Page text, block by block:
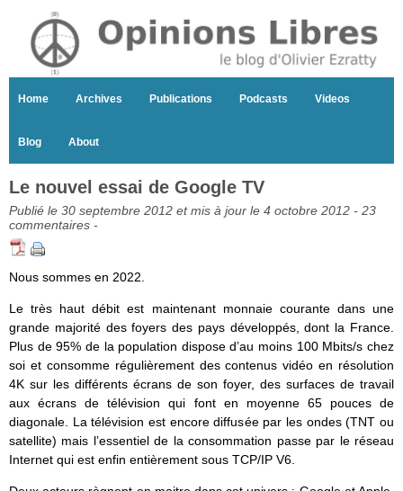
Home Archives Publications Podcasts Videos
Blog About
Le nouvel essai de Google TV
Publié le 30 septembre 2012 et mis à jour le 4 octobre 2012 - 23
commentaires -
Nous sommes en 2022.
Le très haut débit est maintenant monnaie courante dans une
grande majorité des foyers des pays développés, dont la France.
Plus de 95% de la population dispose d’au moins 100 Mbits/s chez
soi et consomme régulièrement des contenus vidéo en résolution
4K sur les différents écrans de son foyer, des surfaces de travail
aux écrans de télévision qui font en moyenne 65 pouces de
diagonale. La télévision est encore diffusée par les ondes (TNT ou
satellite) mais l’essentiel de la consommation passe par le réseau
Internet qui est enfin entièrement sous TCP/IP V6.